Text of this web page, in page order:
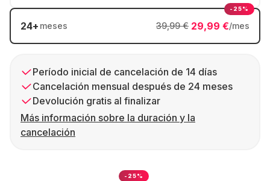
24+ meses 29,99 €/mes
39,99 €
-25%
Período inicial de cancelación de 14 días
Cancelación mensual después de 24 meses
Devolución gratis al finalizar
Más información sobre la duración y la
cancelación
-25%